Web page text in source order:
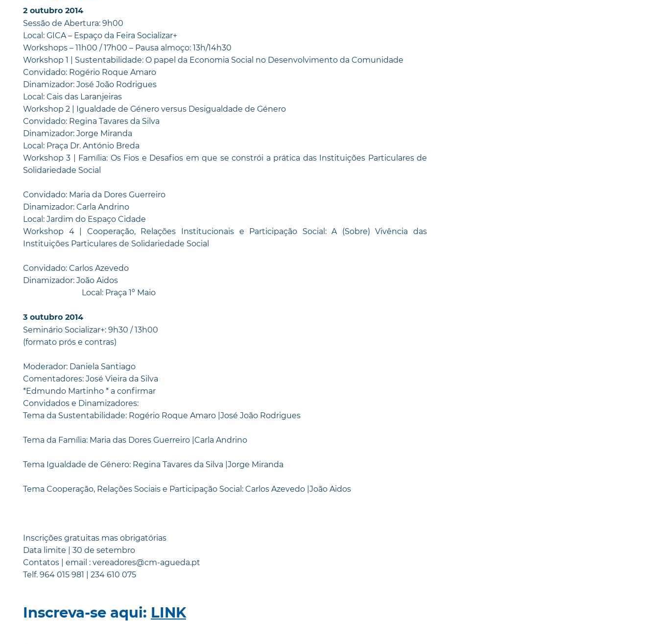
2 outubro 2014
Sessão de Abertura: 9h00
Local: GICA – Espaço da Feira Socializar+
Workshops – 11h00 / 17h00 – Pausa almoço: 13h/14h30
Workshop 1 | Sustentabilidade: O papel da Economia Social no Desenvolvimento da Comunidade
Convidado: Rogério Roque Amaro
Dinamizador: José João Rodrigues
Local: Cais das Laranjeiras
Workshop 2 | Igualdade de Género versus Desigualdade de Género
Convidado: Regina Tavares da Silva
Dinamizador: Jorge Miranda
Local: Praça Dr. António Breda
Workshop 3 | Família: Os Fios e Desafios em que se constrói a prática das Instituições Particulares de
Solidariedade Social
Convidado: Maria da Dores Guerreiro
Dinamizador: Carla Andrino
Local: Jardim do Espaço Cidade
Workshop 4 | Cooperação, Relações Institucionais e Participação Social: A (Sobre) Vivência das
Instituições Particulares de Solidariedade Social
Convidado: Carlos Azevedo
Dinamizador: João Aidos
Local: Praça 1º Maio
3 outubro 2014
Seminário Socializar+: 9h30 / 13h00
(formato prós e contras)
Moderador: Daniela Santiago
Comentadores: José Vieira da Silva
*Edmundo Martinho * a confirmar
Convidados e Dinamizadores:
Tema da Sustentabilidade: Rogério Roque Amaro |José João Rodrigues
Tema da Família: Maria das Dores Guerreiro |Carla Andrino
Tema Igualdade de Género: Regina Tavares da Silva |Jorge Miranda
Tema Cooperação, Relações Sociais e Participação Social: Carlos Azevedo |João Aidos
Inscrições gratuitas mas obrigatórias
Data limite | 30 de setembro
Contatos | email : vereadores@cm-agueda.pt
Telf. 964 015 981 | 234 610 075
Inscreva-se aqui: LINK